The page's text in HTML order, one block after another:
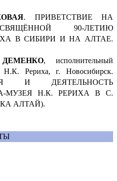
. ПРИВЕТСТВИЕ НА
90-ЛЕТИЮ
В СИБИРИ И НА АЛТАЕ.
ДЕМЕНКО, исполнительный
Рериха, г. Новосибирск.
И ДЕЯТЕЛЬНОСТЬ
МУЗЕЯ Н.К. РЕРИХА В С.
АЛТАЙ).